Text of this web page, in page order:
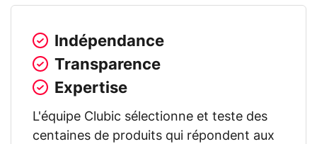
Indépendance
Transparence
Expertise
L'équipe Clubic sélectionne et teste des
centaines de produits qui répondent aux